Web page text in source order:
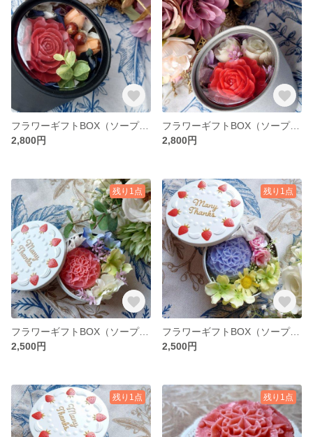
フラワーギフトBOX（ソープカービング ✕ フェイクフラワー）
2,800円
フラワーギフトBOX（ソープカービング ✕ フェイクフラワー）
2,800円
残り1点
フラワーギフトBOX（ソープカービング ✕ フェイクフラワー）
2,500円
残り1点
フラワーギフトBOX（ソープカービング ✕ フェイクフラワー）
2,500円
残り1点 残り1点